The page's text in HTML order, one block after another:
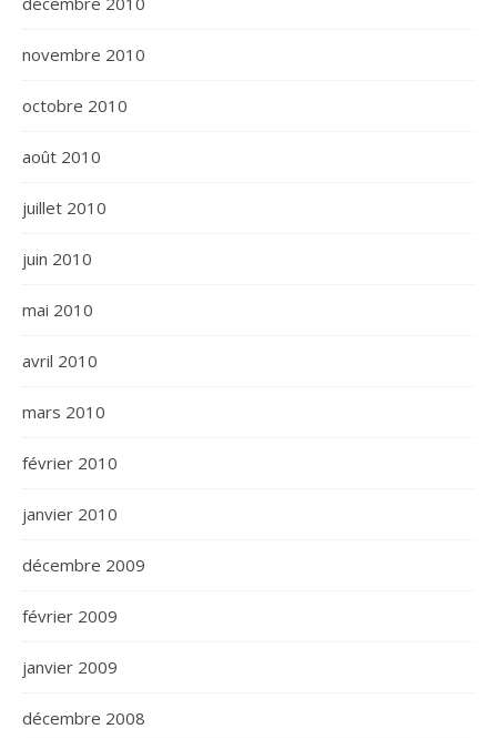
novembre 2010
octobre 2010
août 2010
juillet 2010
juin 2010
mai 2010
avril 2010
mars 2010
février 2010
janvier 2010
décembre 2009
février 2009
janvier 2009
décembre 2008